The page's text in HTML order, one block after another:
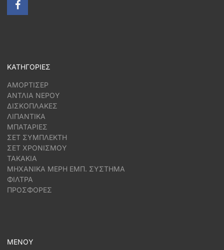
ΚΑΤΗΓΟΡΙΕΣ
ΑΜΟΡΤΙΣΕΡ
ΑΝΤΛΙΑ ΝΕΡΟΥ
ΔΙΣΚΟΠΛΑΚΕΣ
ΛΙΠΑΝΤΙΚΑ
ΜΠΑΤΑΡΙΕΣ
ΣΕΤ ΣΥΜΠΛΕΚΤΗ
ΣΕΤ ΧΡΟΝΙΣΜΟΥ
ΤΑΚΑΚΙΑ
ΜΗΧΑΝΙΚΑ ΜΕΡΗ ΕΜΠ. ΣΥΣΤΗΜΑ
ΦΙΛΤΡΑ
ΠΡΟΣΦΟΡΕΣ
ΜΕΝΟΥ